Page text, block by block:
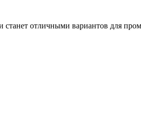
отличными вариантов для